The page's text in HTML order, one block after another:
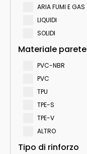
ARIA FUMI E GAS
LIQUIDI
SOLIDI
Materiale parete
PVC-NBR
PVC
TPU
TPE-S
TPE-V
ALTRO
Tipo di rinforzo